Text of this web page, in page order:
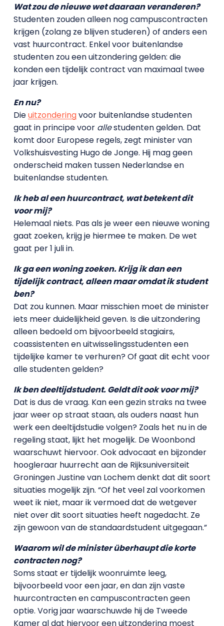
Wat zou de nieuwe wet daaraan veranderen?
Studenten zouden alleen nog campuscontracten
krijgen (zolang ze blijven studeren) of anders een
vast huurcontract. Enkel voor buitenlandse
studenten zou een uitzondering gelden: die
konden een tijdelijk contract van maximaal twee
jaar krijgen.
En nu?
Dieuitzonderingvoor buitenlandse studenten
gaat in principe voor allestudenten gelden. Dat
komt door Europese regels, zegt minister van
Volkshuisvesting Hugo de Jonge. Hij mag geen
onderscheid maken tussen Nederlandse en
buitenlandse studenten.
Ik heb al een huurcontract, wat betekent dit
voor mij?
Helemaal niets. Pas als je weer een nieuwe woning
gaat zoeken, krijg je hiermee te maken. De wet
gaat per 1 juli in.
Ik ga een woning zoeken. Krijg ik dan een
tijdelijk contract, alleen maar omdat ik student
ben?
Dat zou kunnen. Maar misschien moet de minister
iets meer duidelijkheid geven. Is die uitzondering
alleen bedoeld om bijvoorbeeld stagiairs,
coassistenten en uitwisselingsstudenten een
tijdelijke kamer te verhuren? Of gaat dit echt voor
alle studenten gelden?
Ik ben deeltijdstudent. Geldt dit ook voor mij?
Dat is dus de vraag. Kan een gezin straks na twee
jaar weer op straat staan, als ouders naast hun
werk een deeltijdstudie volgen? Zoals het nu in de
regeling staat, lijkt het mogelijk. De Woonbond
waarschuwt hiervoor. Ook advocaat en bijzonder
hoogleraar huurrecht aan de Rijksuniversiteit
Groningen Justine van Lochem denkt dat dit soort
situaties mogelijk zijn. “Of het veel zal voorkomen
weet ik niet, maar ik vermoed dat de wetgever
niet over dit soort situaties heeft nagedacht. Ze
zijn gewoon van de standaardstudent uitgegaan.”
Waarom wil de minister überhaupt die korte
contracten nog?
Soms staat er tijdelijk woonruimte leeg,
bijvoorbeeld voor een jaar, en dan zijn vaste
huurcontracten en campuscontracten geen
optie. Vorig jaar waarschuwde hij de Tweede
Kamer al dat hiervoor een uitzondering moest